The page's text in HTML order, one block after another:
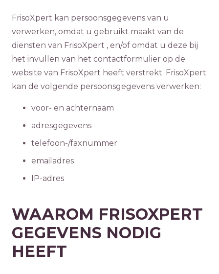
FrisoXpert kan persoonsgegevens van u
verwerken, omdat u gebruikt maakt van de
diensten van FrisoXpert , en/of omdat u deze bij
het invullen van het contactformulier op de
website van FrisoXpert heeft verstrekt. FrisoXpert
kan de volgende persoonsgegevens verwerken:
voor- en achternaam
adresgegevens
telefoon-/faxnummer
emailadres
IP-adres
WAAROM FRISOXPERT
GEGEVENS NODIG
HEEFT